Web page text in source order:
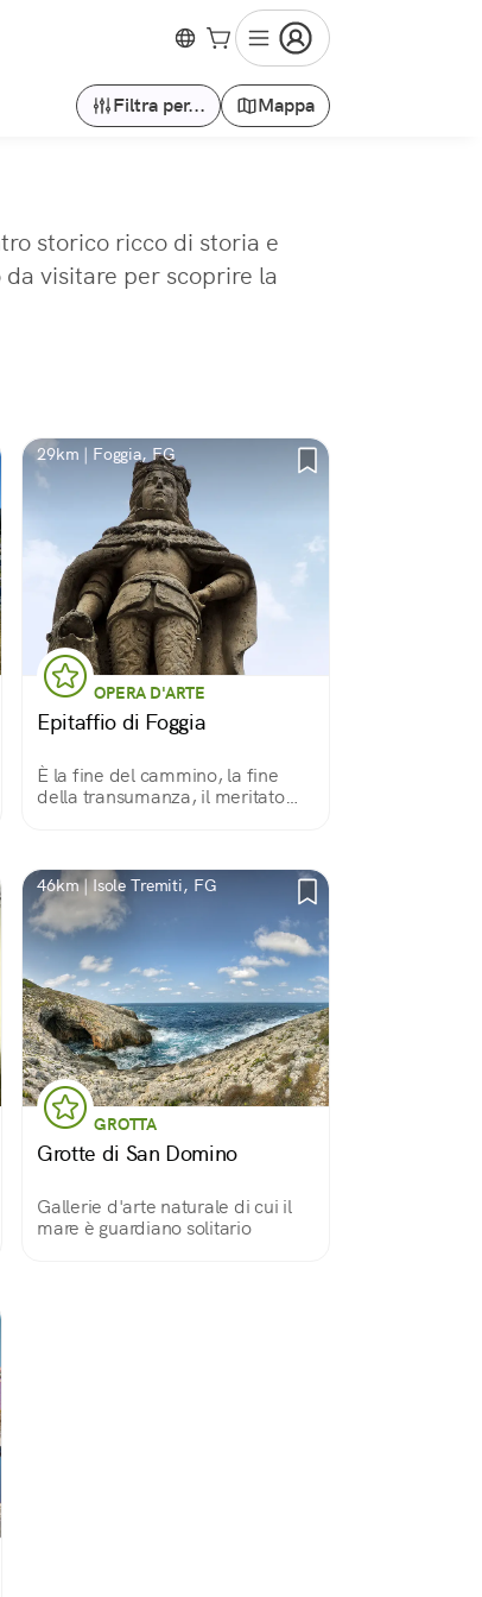
Filtra per... Mappa
storico ricco di storia e
visitare per scoprire la
29km | Foggia, FG
OPERA D'ARTE
Epitaffio di Foggia
È la fine del cammino, la fine
della transumanza, il meritato
46km | Isole Tremiti, FG
GROTTA
Grotte di San Domino
Gallerie d'arte naturale di cui il
mare è guardiano solitario